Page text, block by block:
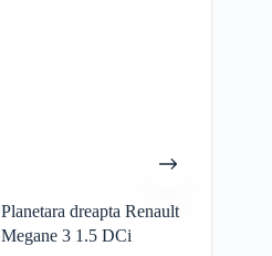
Planetara dreapta Renault
Megane 3 1.5 DCi